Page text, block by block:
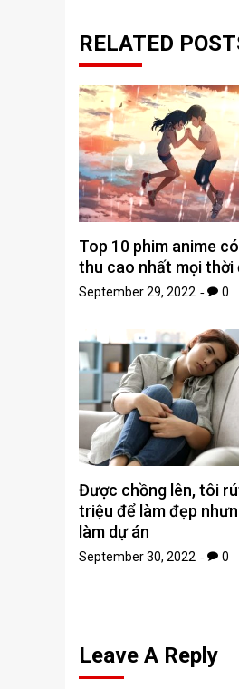
RELATED
Top 10 phim anime
thu cao nhất mọi thời
September 29, 2022 0
Được chồng lên, tôi
triệu để làm đẹp
làm dự án
September 30, 2022 0
Leave A Reply